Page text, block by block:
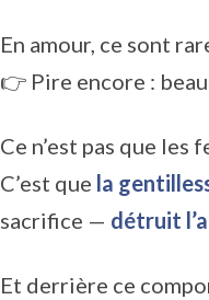
En amour, ce sont
👉 Pire encore :
Ce n’est pas que les
C’est que la
sacrifice — détruit
Et derrière ce